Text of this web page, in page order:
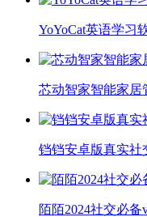
YoYoCat英语学习
芯动智家智能家居
铛铛安卓版真实社
陌陌2024社交必备